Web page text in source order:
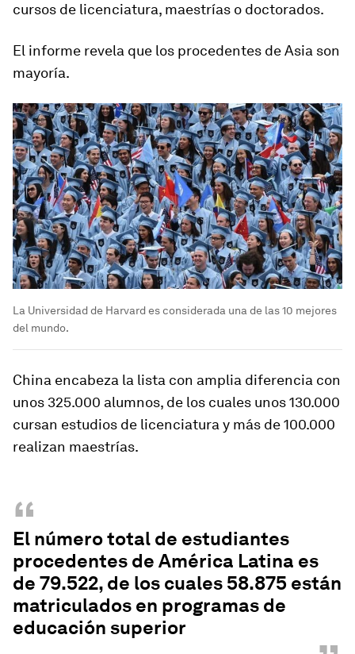
cursos de licenciatura, maestrías o doctorados.
El informe revela que los procedentes de Asia son
mayoría.
La Universidad de Harvard es considerada una de las 10 mejores
del mundo.
China encabeza la lista con amplia diferencia con
unos 325.000 alumnos, de los cuales unos 130.000
cursan estudios de licenciatura y más de 100.000
realizan maestrías.
“
El número total de estudiantes
procedentes de América Latina es
de 79.522, de los cuales 58.875 están
matriculados en programas de
educación superior